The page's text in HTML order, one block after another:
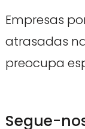
Empresas
atrasadas
preocupa
Segue-